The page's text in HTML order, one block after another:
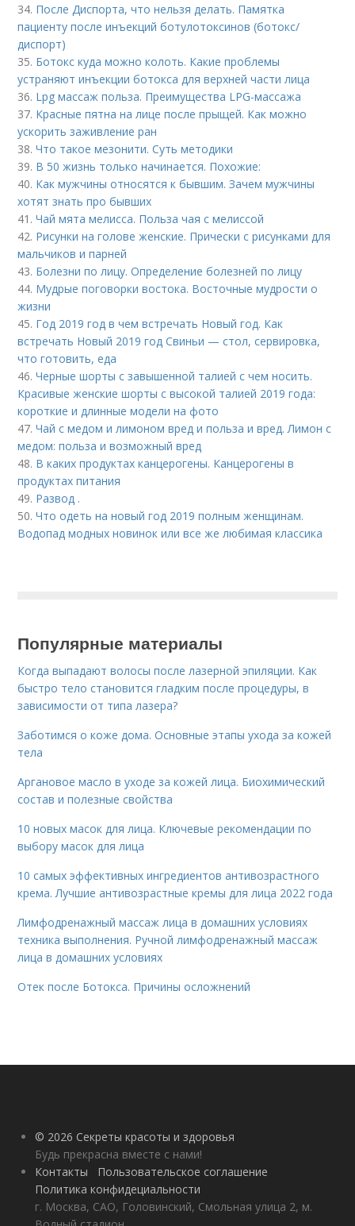
34. После Диспорта, что нельзя делать. Памятка
пациенту после инъекций ботулотоксинов (ботокс/
диспорт)
35. Ботокс куда можно колоть. Какие проблемы
устраняют инъекции ботокса для верхней части лица
36. Lpg массаж польза. Преимущества LPG-массажа
37. Красные пятна на лице после прыщей. Как можно
ускорить заживление ран
38.Что такое мезонити. Суть методики
39. В 50 жизнь только начинается. Похожие:
40. Как мужчины относятся к бывшим. Зачем мужчины
хотят знать про бывших
41.Чай мята мелисса. Польза чая с мелиссой
42. Рисунки на голове женские. Прически с рисунками для
мальчиков и парней
43. Болезни по лицу. Определение болезней по лицу
44. Мудрые поговорки востока. Восточные мудрости о
жизни
45. Год 2019 год в чем встречать Новый год. Как
встречать Новый 2019 год Свиньи — стол, сервировка,
что готовить, еда
46.Черные шорты с завышенной талией с чем носить.
Красивые женские шорты с высокой талией 2019 года:
короткие и длинные модели на фото
47.Чай с медом и лимоном вред и польза и вред. Лимон с
медом: польза и возможный вред
48. В каких продуктах канцерогены. Канцерогены в
продуктах питания
49. Развод .
50.Что одеть на новый год 2019 полным женщинам.
Водопад модных новинок или все же любимая классика
Популярные материалы
Когда выпадают волосы после лазерной эпиляции. Как
быстро тело становится гладким после процедуры, в
зависимости от типа лазера?
Заботимся о коже дома. Основные этапы ухода за кожей
тела
Аргановое масло в уходе за кожей лица. Биохимический
состав и полезные свойства
10 новых масок для лица. Ключевые рекомендации по
выбору масок для лица
10 самых эффективных ингредиентов антивозрастного
крема. Лучшие антивозрастные кремы для лица 2022 года
Лимфодренажный массаж лица в домашних условиях
техника выполнения. Ручной лимфодренажный массаж
лица в домашних условиях
Отек после Ботокса. Причины осложнений
© 2026 Секреты красоты и здоровья
Будь прекрасна вместе с нами!
Контакты
Пользовательское соглашение
Политика конфидециальности
г. Москва, САО, Головинский, Смольная улица 2, м.